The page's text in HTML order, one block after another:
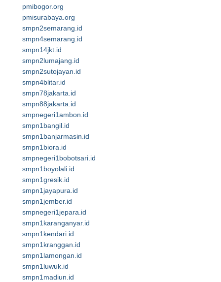
pmibogor.org
pmisurabaya.org
smpn2semarang.id
smpn4semarang.id
smpn14jkt.id
smpn2lumajang.id
smpn2sutojayan.id
smpn4blitar.id
smpn78jakarta.id
smpn88jakarta.id
smpnegeri1ambon.id
smpn1bangil.id
smpn1banjarmasin.id
smpn1biora.id
smpnegeri1bobotsari.id
smpn1boyolali.id
smpn1gresik.id
smpn1jayapura.id
smpn1jember.id
smpnegeri1jepara.id
smpn1karanganyar.id
smpn1kendari.id
smpn1kranggan.id
smpn1lamongan.id
smpn1luwuk.id
smpn1madiun.id